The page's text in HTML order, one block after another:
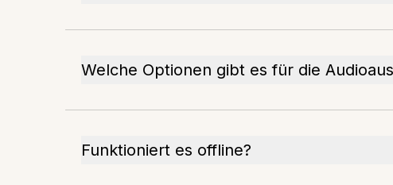
Welche Optionen gibt es für die
Funktioniert es offline?